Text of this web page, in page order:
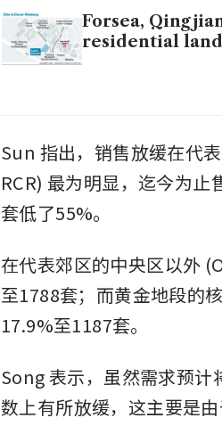
Forsea,
residential
Sun 指出，销售放缓在代
RCR) 最为明显，迄今为
套低了55%。
在代表郊区的中央区以外
至1788套；而黄金地段的
17.9%至1187套。
Song 表示，虽然需求预
数上有所放缓，这主要是